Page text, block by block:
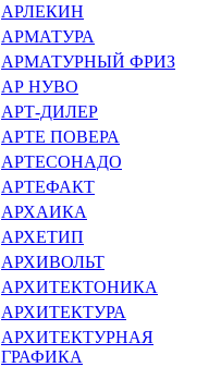
АРЛЕКИН
АРМАТУРА
АРМАТУРНЫЙ ФРИЗ
АР НУВО
АРТ-ДИЛЕР
АРТЕ ПОВЕРА
АРТЕСОНАДО
АРТЕФАКТ
АРХАИКА
АРХЕТИП
АРХИВОЛЬТ
АРХИТЕКТОНИКА
АРХИТЕКТУРА
АРХИТЕКТУРНАЯ
ГРАФИКА